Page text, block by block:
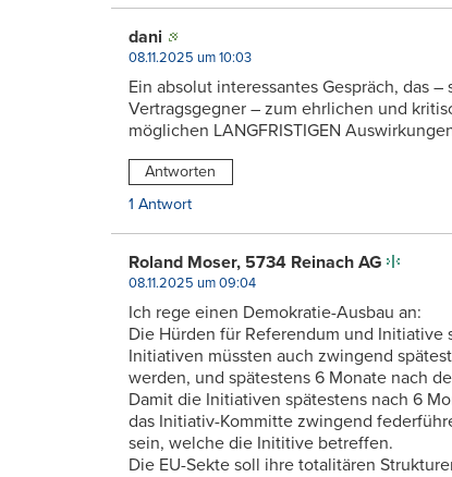
dani
08.11.2025 um 10:03
Ein absolut interessantes Gespräch, das
Vertragsgegner – zum ehrlichen und
möglichen LANGFRISTIGEN
Antworten
1 Antwort
Roland Moser, 5734 Reinach AG
08.11.2025 um 09:04
Ich rege einen Demokratie-Ausbau an:
Die Hürden für Referendum und Initiative
Initiativen müssten auch zwingend
werden, und spätestens 6 Monate nach
Damit die Initiativen spätestens nach 6
das Initiativ-Kommitte zwingend
sein, welche die Inititive betreffen.
Die EU-Sekte soll ihre totalitären